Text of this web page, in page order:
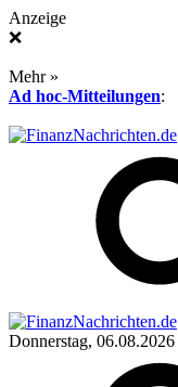
Anzeige
❌
Mehr »
Ad hoc-Mitteilungen:
Donnerstag, 06.08.2026